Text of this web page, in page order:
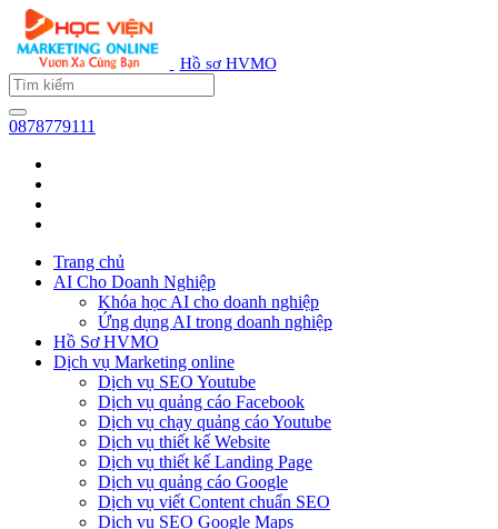
Hồ sơ HVMO
0878779111
Trang chủ
AI Cho Doanh Nghiệp
Khóa học AI cho doanh nghiệp
Ứng dụng AI trong doanh nghiệp
Hồ Sơ HVMO
Dịch vụ Marketing online
Dịch vụ SEO Youtube
Dịch vụ quảng cáo Facebook
Dịch vụ chạy quảng cáo Youtube
Dịch vụ thiết kế Website
Dịch vụ thiết kế Landing Page
Dịch vụ quảng cáo Google
Dịch vụ viết Content chuẩn SEO
Dịch vụ SEO Google Maps